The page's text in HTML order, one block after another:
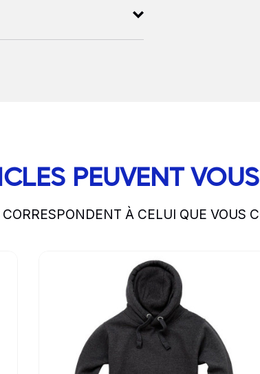
PEUVENT
CORRESPONDENT À CELUI QUE VOUS
Go to product page